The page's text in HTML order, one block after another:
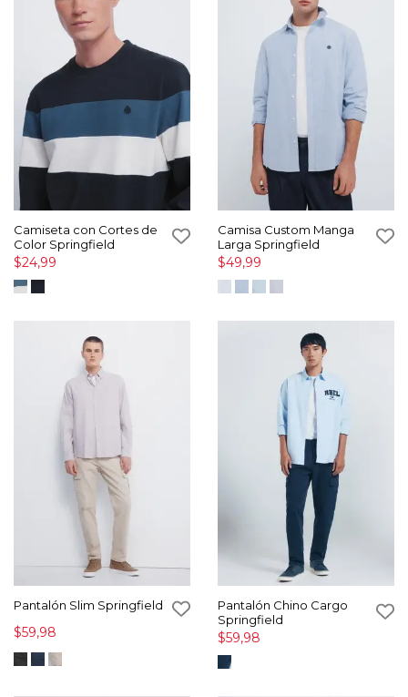
Camiseta con Cortes de
Color Springfield
$24,99
Camisa Custom Manga
Larga Springfield
$49,99
Pantalón Slim Springfield
$59,98
Pantalón Chino Cargo
Springfield
$59,98